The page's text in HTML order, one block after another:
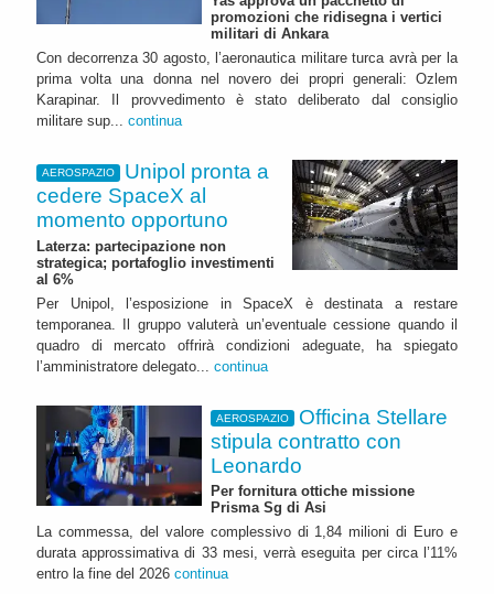
promozioni che ridisegna i vertici
militari di Ankara
Con decorrenza 30 agosto, l’aeronautica militare turca avrà per la
prima volta una donna nel novero dei propri generali: Ozlem
Karapinar. Il provvedimento è stato deliberato dal consiglio
militare sup... continua
AEROSPAZIO
Unipol pronta a
cedere SpaceX al
momento opportuno
Laterza: partecipazione non
strategica; portafoglio investimenti
al 6%
Per Unipol, l’esposizione in SpaceX è destinata a restare
temporanea. Il gruppo valuterà un’eventuale cessione quando il
quadro di mercato offrirà condizioni adeguate, ha spiegato
l’amministratore delegato... continua
AEROSPAZIO
Officina Stellare
stipula contratto con
Leonardo
Per fornitura ottiche missione
Prisma Sg di Asi
La commessa, del valore complessivo di 1,84 milioni di Euro e
durata approssimativa di 33 mesi, verrà eseguita per circa l’11%
entro la fine del 2026 continua